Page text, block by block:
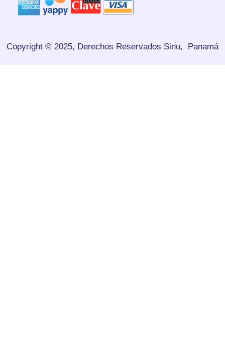
Copyright © 2025, Derechos Reservados Sinu, Panamá